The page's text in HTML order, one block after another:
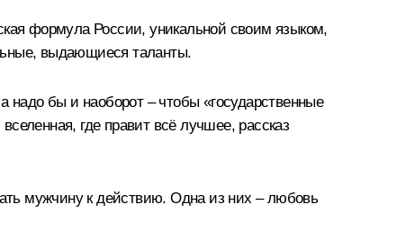
формула России, уникальной своим языком,
выдающиеся таланты.
надо бы и наоборот – чтобы «государственные
где правит всё лучшее, рассказ
мужчину к действию. Одна из них – любовь